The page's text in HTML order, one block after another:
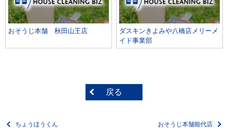
おそうじ本舗 秋田山王店
ダスキンきよみや八橋店メリーメ
イド事業部
戻る
ちょうほうくん おそうじ本舗能代店